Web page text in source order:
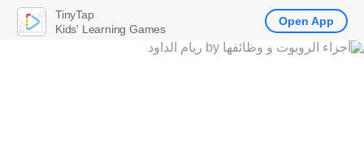
TinyTap
Kids' Learning Games
Open App